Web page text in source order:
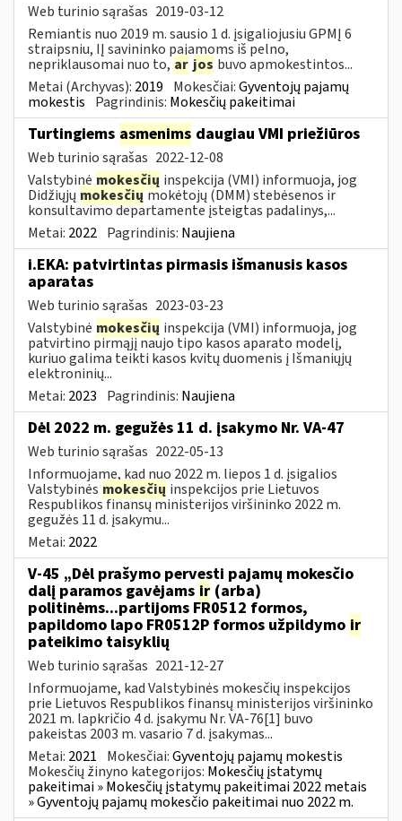
Web turinio sąrašas 2019-03-12
Remiantis nuo 2019 m. sausio 1 d. įsigaliojusiu GPMĮ 6
straipsniu, IĮ savininko pajamoms iš pelno,
nepriklausomai nuo to, ar jos buvo apmokestintos...
Metai (Archyvas): 2019 Mokesčiai:Gyventojų pajamų
mokestis Pagrindinis: Mokesčių pakeitimai
Turtingiems asmenims daugiau VMI priežiūros
Web turinio sąrašas 2022-12-08
Valstybinė mokesčių inspekcija (VMI) informuoja, jog
Didžiųjų mokesčiųmokėtojų (DMM) stebėsenos ir
konsultavimo departamente įsteigtas padalinys,...
Metai: 2022 Pagrindinis: Naujiena
i.EKA: patvirtintas pirmasis išmanusis kasos
aparatas
Web turinio sąrašas 2023-03-23
Valstybinė mokesčių inspekcija (VMI) informuoja, jog
patvirtino pirmąjį naujo tipo kasos aparato modelį,
kuriuo galima teikti kasos kvitų duomenis į Išmaniųjų
elektroninių...
Metai: 2023 Pagrindinis: Naujiena
Dėl 2022 m. gegužės 11 d. įsakymo Nr. VA-47
Web turinio sąrašas 2022-05-13
Informuojame, kad nuo 2022 m. liepos 1 d. įsigalios
Valstybinės mokesčių inspekcijos prie Lietuvos
Respublikos finansų ministerijos viršininko 2022 m.
gegužės 11 d. įsakymu...
Metai: 2022
V-45 „Dėl prašymo pervesti pajamų mokesčio
dalį paramos gavėjams ir (arba)
politinėms...partijoms FR0512 formos,
papildomo lapo FR0512P formos užpildymo ir
pateikimo taisyklių
Web turinio sąrašas 2021-12-27
Informuojame, kad Valstybinės mokesčių inspekcijos
prie Lietuvos Respublikos finansų ministerijos viršininko
2021 m. lapkričio 4 d. įsakymu Nr. VA-76[1] buvo
pakeistas 2003 m. vasario 7 d. įsakymas...
Metai: 2021 Mokesčiai:Gyventojų pajamų mokestis
Mokesčių žinyno kategorijos: Mokesčių įstatymų
pakeitimai » Mokesčių įstatymų pakeitimai 2022 metais
» Gyventojų pajamų mokesčio pakeitimai nuo 2022 m.